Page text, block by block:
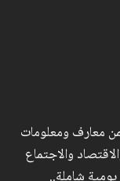
معارف ومعلومات
والاجتماع